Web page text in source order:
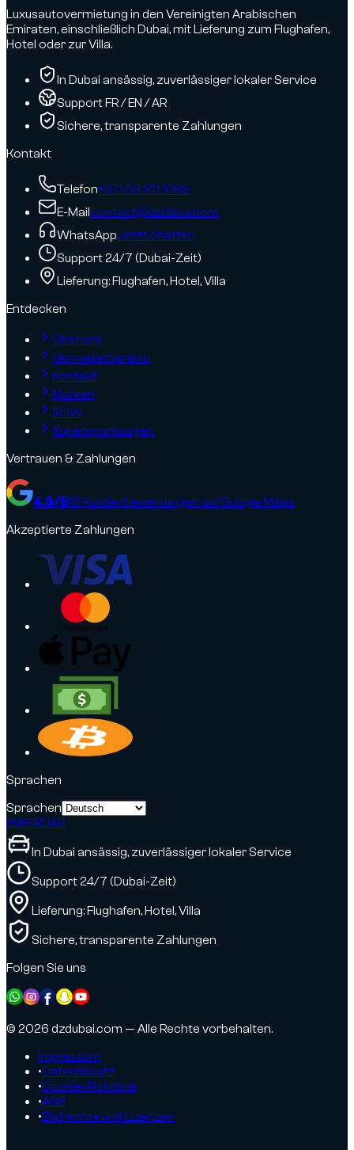
Luxusautovermietung in den Vereinigten Arabischen
Emiraten, einschließlich Dubai, mit Lieferung zum Flughafen,
Hotel oder zur Villa.
In Dubai ansässig, zuverlässiger lokaler Service
Support FR / EN / AR
Sichere, transparente Zahlungen
Kontakt
Telefon+971 58 101 1086
E-Mailcontact@dzdubai.com
WhatsAppJetzt chatten
Support 24/7 (Dubai-Zeit)
Lieferung: Flughafen, Hotel, Villa
Entdecken
Über uns
Vermieterbereich
Kontakt
Marken
SUVs
Supersportwagen
Vertrauen & Zahlungen
4.9/518 Kundenbewertungen auf Google Maps
Akzeptierte Zahlungen
Sprachen
Sprachen
ENFRRUAR
In Dubai ansässig, zuverlässiger lokaler Service
Support 24/7 (Dubai-Zeit)
Lieferung: Flughafen, Hotel, Villa
Sichere, transparente Zahlungen
Folgen Sie uns
© 2026 dzdubai.com — Alle Rechte vorbehalten.
Impressum
•Datenschutz
•Cookie-Richtlinie
•AGB
•Bildrechte und Lizenzen